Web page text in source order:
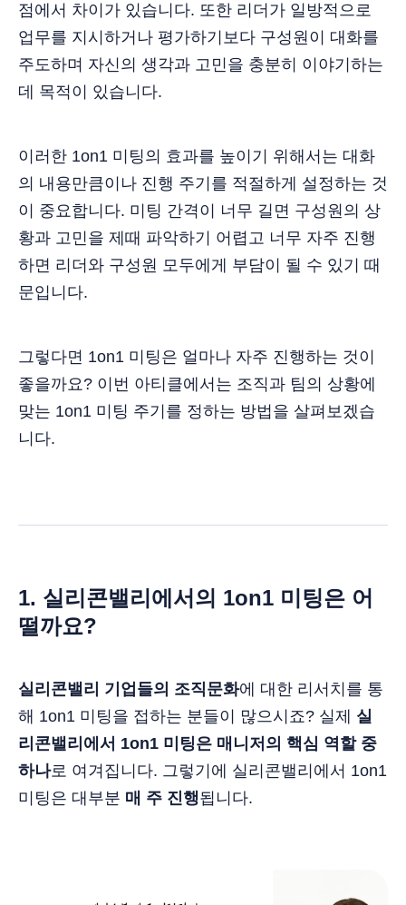
점에서 차이가 있습니다. 또한 리더가 일방적으로
업무를 지시하거나 평가하기보다 구성원이 대화를
주도하며 자신의 생각과 고민을 충분히 이야기하는
데 목적이 있습니다.
이러한 1on1 미팅의 효과를 높이기 위해서는 대화
의 내용만큼이나 진행 주기를 적절하게 설정하는 것
이 중요합니다. 미팅 간격이 너무 길면 구성원의 상
황과 고민을 제때 파악하기 어렵고 너무 자주 진행
하면 리더와 구성원 모두에게 부담이 될 수 있기 때
문입니다.
그렇다면 1on1 미팅은 얼마나 자주 진행하는 것이
좋을까요? 이번 아티클에서는 조직과 팀의 상황에
맞는 1on1 미팅 주기를 정하는 방법을 살펴보겠습
니다.
1. 실리콘밸리에서의 1on1 미팅은 어
떨까요?
실리콘밸리 기업들의 조직문화에 대한 리서치를 통
해 1on1 미팅을 접하는 분들이 많으시죠? 실제 실
리콘밸리에서 1on1 미팅은 매니저의 핵심 역할 중
하나로 여겨집니다. 그렇기에 실리콘밸리에서 1on1
미팅은 대부분 매 주 진행됩니다.